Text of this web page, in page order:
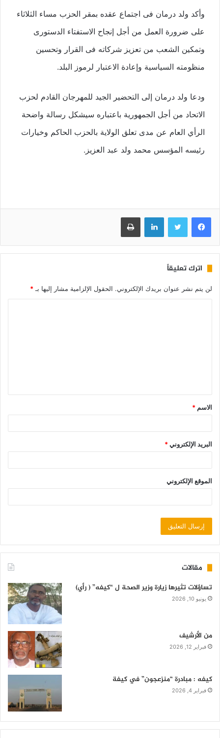
وأكد ولد درمان فى اجتماع عقده بمقر الحزب مساء الثلاثاء
على ضرورة العمل من أجل إنجاح الاستفتاء الدستورى
وتمكين الشعب من تعزيز شركاته فى القرار وتحسين
منظومته السياسية وإعادة الاعتبار لرموز البلد.
ودعا ولد درمان إلى التحضير الجيد للمهرجان القادم لحزب
الاتحاد من أجل الجمهورية باعتباره سيشكل رسالة واضحة
الرأي العام عن مدى تعلق الولاية بالحزب الحاكم وخيارات
رئيسه المؤسس محمد ولد عبد العزيز.
فيسبوك تويتر لينكدإن طباعة
اترك تعليقاً
لن يتم نشر عنوان بريدك الإلكتروني. الحقول الإلزامية مشار إليها بـ *
الاسم *
البريد الإلكتروني*
الموقع الإلكتروني
مقالات
تساؤلات تثيرها زيارة وزير الصحة ل “كيفه” ( رأي)
يونيو 10, 2026
من الأرشيف
فبراير 12, 2026
كيفه : مبادرة “منزعجون” في كيفة
فبراير 4, 2026